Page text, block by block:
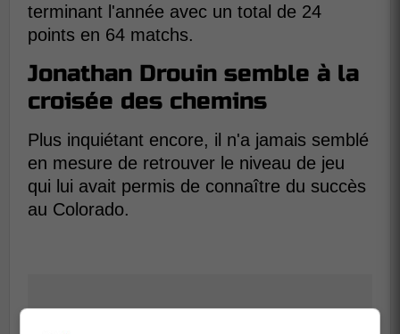
terminant l'année avec un total de 24
points en 64 matchs.
Jonathan Drouin semble à la
croisée des chemins
Plus inquiétant encore, il n'a jamais semblé
en mesure de retrouver le niveau de jeu
qui lui avait permis de connaître du succès
au Colorado.